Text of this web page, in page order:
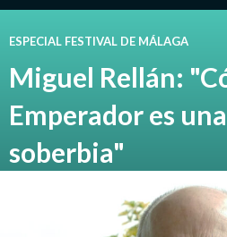
ESPECIAL FESTIVAL DE MÁLAGA
Miguel Rellán:
Emperador es
soberbia"